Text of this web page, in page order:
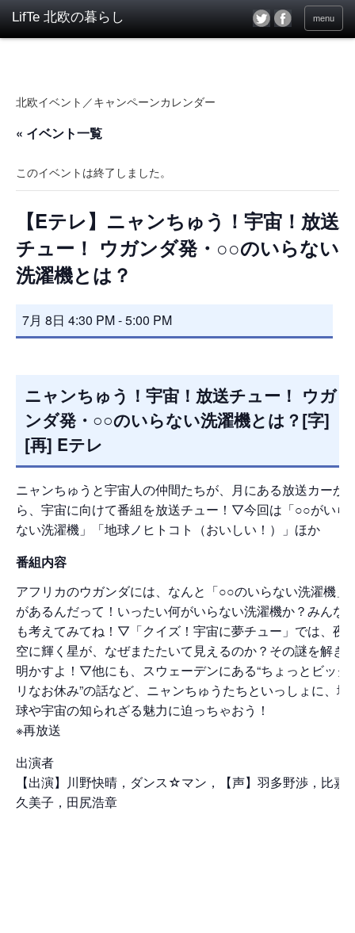
menu
北欧イベント／キャンペーンカレンダー
« イベント一覧
このイベントは終了しました。
【Eテレ】ニャンちゅう！宇宙！放送
チュー！ ウガンダ発・○○のいらない
洗濯機とは？
7月 8日 4:30 PM-5:00 PM
ニャンちゅう！宇宙！放送チュー！ ウガ
ンダ発・○○のいらない洗濯機とは？[字]
[再] Eテレ
ニャンちゅうと宇宙人の仲間たちが、月にある放送カーか
ら、宇宙に向けて番組を放送チュー！▽今回は「○○がいら
ない洗濯機」「地球ノヒトコト（おいしい！）」ほか
番組内容
アフリカのウガンダには、なんと「○○のいらない洗濯機」
があるんだって！いったい何がいらない洗濯機か？みんな
も考えてみてね！▽「クイズ！宇宙に夢チュー」では、夜
空に輝く星が、なぜまたたいて見えるのか？その謎を解き
明かすよ！▽他にも、スウェーデンにある“ちょっとビック
リなお休み”の話など、ニャンちゅうたちといっしょに、地
球や宇宙の知られざる魅力に迫っちゃおう！
※再放送
出演者
【出演】川野快晴，ダンス☆マン，【声】羽多野渉，比嘉
久美子，田尻浩章